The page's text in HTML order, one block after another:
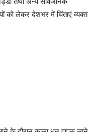
को लेकर देशभर में चिंताएं व्यक्त